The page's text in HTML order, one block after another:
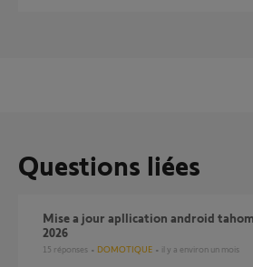
Questions liées
Mise a jour apllication android tahoma classic du 30 juin
2026
15 réponses DOMOTIQUE il y a environ un mois